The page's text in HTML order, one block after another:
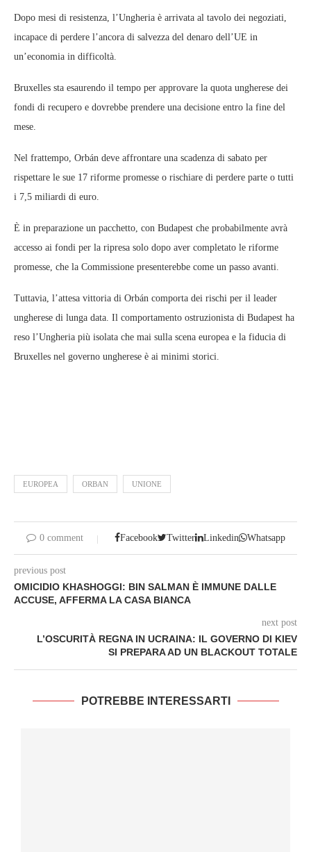
Dopo mesi di resistenza, l’Ungheria è arrivata al tavolo dei negoziati,
incapace di perdere l’ancora di salvezza del denaro dell’UE in
un’economia in difficoltà.
Bruxelles sta esaurendo il tempo per approvare la quota ungherese dei
fondi di recupero e dovrebbe prendere una decisione entro la fine del
mese.
Nel frattempo, Orbán deve affrontare una scadenza di sabato per
rispettare le sue 17 riforme promesse o rischiare di perdere parte o tutti
i 7,5 miliardi di euro.
È in preparazione un pacchetto, con Budapest che probabilmente avrà
accesso ai fondi per la ripresa solo dopo aver completato le riforme
promesse, che la Commissione presenterebbe come un passo avanti.
Tuttavia, l’attesa vittoria di Orbán comporta dei rischi per il leader
ungherese di lunga data. Il comportamento ostruzionista di Budapest ha
reso l’Ungheria più isolata che mai sulla scena europea e la fiducia di
Bruxelles nel governo ungherese è ai minimi storici.
EUROPEA ORBAN UNIONE
0 comment Facebook Twitter Linkedin Whatsapp
previous post
OMICIDIO KHASHOGGI: BIN SALMAN È IMMUNE DALLE
ACCUSE, AFFERMA LA CASA BIANCA
next post
L’OSCURITÀ REGNA IN UCRAINA: IL GOVERNO DI KIEV
SI PREPARA AD UN BLACKOUT TOTALE
POTREBBE INTERESSARTI